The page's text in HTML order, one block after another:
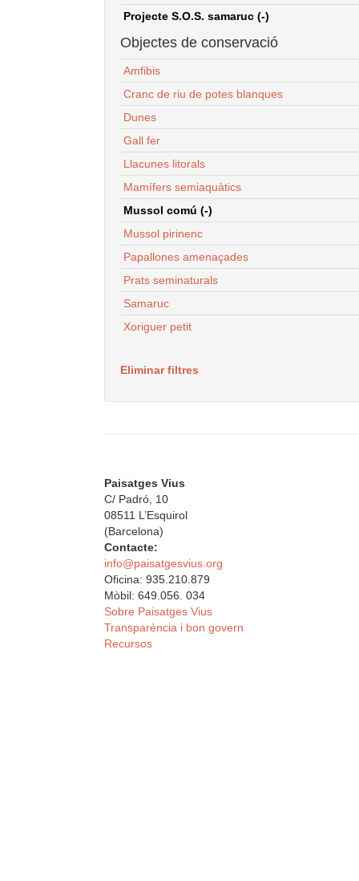
Projecte S.O.S. samaruc (-)
Objectes de conservació
Amfibis
Cranc de riu de potes blanques
Dunes
Gall fer
Llacunes litorals
Mamífers semiaquàtics
Mussol comú (-)
Mussol pirinenc
Papallones amenaçades
Prats seminaturals
Samaruc
Xoriguer petit
Eliminar filtres
Paisatges Vius
C/ Padró, 10
08511 L’Esquirol
(Barcelona)
Contacte:
info@paisatgesvius.org
Oficina: 935.210.879
Mòbil: 649.056. 034
Sobre Paisatges Vius
Transparència i bon govern
Recursos